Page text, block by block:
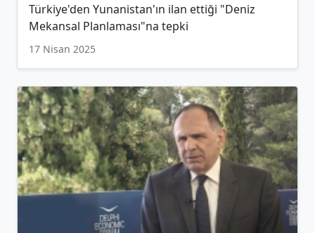
Türkiye'den Yunanistan'ın ilan ettiği "Deniz
Mekansal Planlaması"na tepki
17 Nisan 2025